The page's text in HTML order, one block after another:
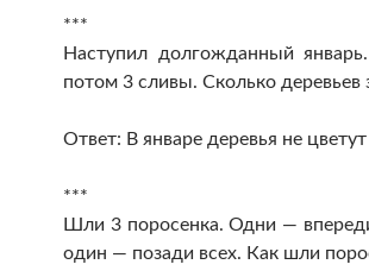
***
Наступил долгожданный
потом 3 сливы. Сколько деревьев
Ответ: В январе деревья не цветут
***
Шли 3 поросенка. Одни —
один — позади всех. Как шли